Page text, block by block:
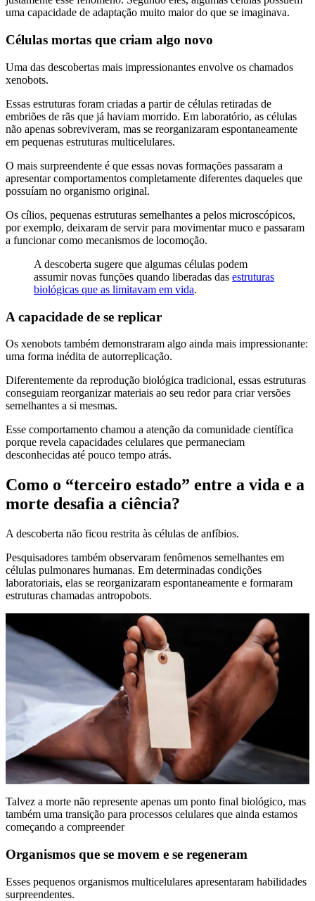
uma capacidade de adaptação muito maior do que se imaginava.
Células mortas que criam algo novo
Uma das descobertas mais impressionantes envolve os chamados
xenobots.
Essas estruturas foram criadas a partir de células retiradas de
embriões de rãs que já haviam morrido. Em laboratório, as células
não apenas sobreviveram, mas se reorganizaram espontaneamente
em pequenas estruturas multicelulares.
O mais surpreendente é que essas novas formações passaram a
apresentar comportamentos completamente diferentes daqueles que
possuíam no organismo original.
Os cílios, pequenas estruturas semelhantes a pelos microscópicos,
por exemplo, deixaram de servir para movimentar muco e passaram
a funcionar como mecanismos de locomoção.
A descoberta sugere que algumas células podem
assumir novas funções quando liberadas das estruturas
biológicas que as limitavam em vida.
A capacidade de se replicar
Os xenobots também demonstraram algo ainda mais impressionante:
uma forma inédita de autorreplicação.
Diferentemente da reprodução biológica tradicional, essas estruturas
conseguiam reorganizar materiais ao seu redor para criar versões
semelhantes a si mesmas.
Esse comportamento chamou a atenção da comunidade científica
porque revela capacidades celulares que permaneciam
desconhecidas até pouco tempo atrás.
Como o “terceiro estado” entre a vida e a
morte desafia a ciência?
A descoberta não ficou restrita às células de anfíbios.
Pesquisadores também observaram fenômenos semelhantes em
células pulmonares humanas. Em determinadas condições
laboratoriais, elas se reorganizaram espontaneamente e formaram
estruturas chamadas antropobots.
Talvez a morte não represente apenas um ponto final biológico, mas
também uma transição para processos celulares que ainda estamos
começando a compreender
Organismos que se movem e se regeneram
Esses pequenos organismos multicelulares apresentaram habilidades
surpreendentes.